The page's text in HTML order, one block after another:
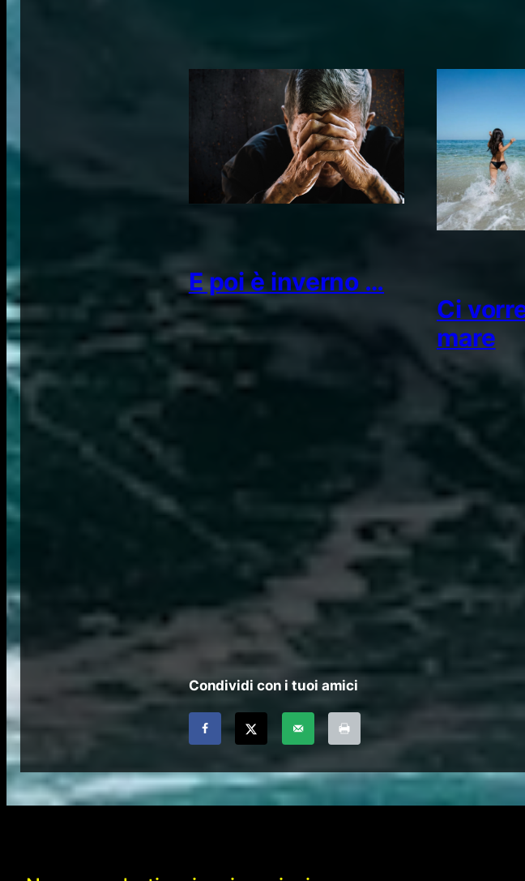
E poi è inverno …
Ci
mare
Condividi con i tuoi amici